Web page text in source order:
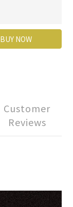
BUY NOW
Customer
Reviews